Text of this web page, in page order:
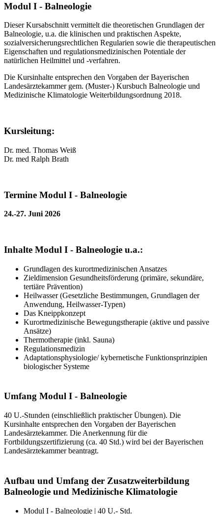
Modul I - Balneologie
Dieser Kursabschnitt vermittelt die theoretischen Grundlagen der
Balneologie, u.a. die klinischen und praktischen Aspekte,
sozialversicherungsrechtlichen Regularien sowie die therapeutischen
Eigenschaften und regulationsmedizinischen Potentiale der
natürlichen Heilmittel und -verfahren.
Die Kursinhalte entsprechen den Vorgaben der Bayerischen
Landesärztekammer gem. (Muster-) Kursbuch Balneologie und
Medizinische Klimatologie Weiterbildungsordnung 2018.
Kursleitung:
Dr. med. Thomas Weiß
Dr. med Ralph Brath
Termine Modul I - Balneologie
24.-27. Juni 2026
Inhalte Modul I - Balneologie u.a.:
Grundlagen des kurortmedizinischen Ansatzes
Zieldimension Gesundheitsförderung (primäre, sekundäre,
tertiäre Prävention)
Heilwasser (Gesetzliche Bestimmungen, Grundlagen der
Anwendung, Heilwasser-Typen)
Das Kneippkonzept
Kurortmedizinische Bewegungstherapie (aktive und passive
Ansätze)
Thermotherapie (inkl. Sauna)
Regulationsmedizin
Adaptationsphysiologie/ kybernetische Funktionsprinzipien
biologischer Systeme
Umfang Modul I - Balneologie
40 U.-Stunden (einschließlich praktischer Übungen). Die
Kursinhalte entsprechen den Vorgaben der Bayerischen
Landesärztekammer. Die Anerkennung für die
Fortbildungszertifizierung (ca. 40 Std.) wird bei der Bayerischen
Landesärztekammer beantragt.
Aufbau und Umfang der Zusatzweiterbildung
Balneologie und Medizinische Klimatologie
Modul I - Balneologie | 40 U.- Std.